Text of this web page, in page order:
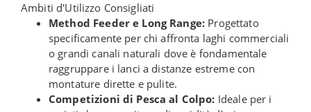
Ambiti d'Utilizzo Consigliati
Method Feeder e Long Range: Progettato
specificamente per chi affronta laghi commerciali
o grandi canali naturali dove è fondamentale
raggruppare i lanci a distanze estreme con
montature dirette e pulite.
Competizioni di Pesca al Colpo: Ideale per i